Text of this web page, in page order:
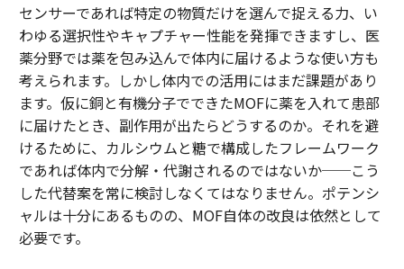
センサーであれば特定の物質だけを選んで捉える力、い
わゆる選択性やキャプチャー性能を発揮できますし、医
薬分野では薬を包み込んで体内に届けるような使い方も
考えられます。しかし体内での活用にはまだ課題があり
ます。仮に銅と有機分子でできたMOFに薬を入れて患部
に届けたとき、副作用が出たらどうするのか。それを避
けるために、カルシウムと糖で構成したフレームワーク
であれば体内で分解・代謝されるのではないか──こう
した代替案を常に検討しなくてはなりません。ポテンシ
ャルは十分にあるものの、MOF自体の改良は依然として
必要です。